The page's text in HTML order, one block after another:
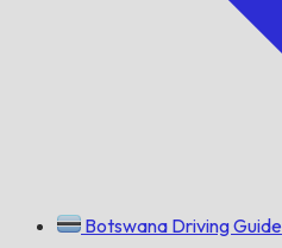
Botswana Driving Guide